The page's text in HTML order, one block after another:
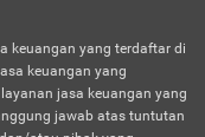
keuangan yang terdaftar di
keuangan yang
jasa keuangan yang
jawab atas tuntutan